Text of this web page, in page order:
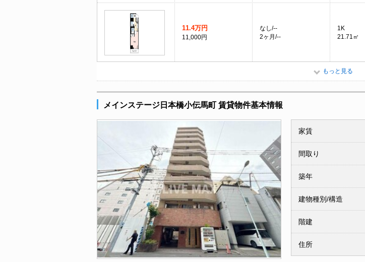
11.4万円
11,000円
なし/--
2ヶ月/--
1K
21.71㎡
もっと見る
メインステージ日本橋小伝馬町 賃貸物件基本情報
家賃
間取り
築年
建物種別/構造
階建
住所